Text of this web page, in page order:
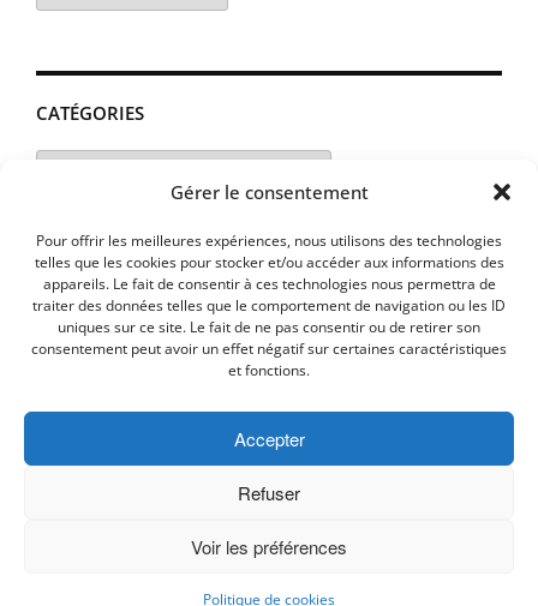
Gérer le consentement
Pour offrir les meilleures expériences, nous utilisons des technologies
telles que les cookies pour stocker et/ou accéder aux informations des
appareils. Le fait de consentir à ces technologies nous permettra de
traiter des données telles que le comportement de navigation ou les ID
uniques sur ce site. Le fait de ne pas consentir ou de retirer son
consentement peut avoir un effet négatif sur certaines caractéristiques
et fonctions.
Accepter
Refuser
Voir les préférences
Politique de cookies
CATÉGORIES
Catégories
PLAN D’ACCES
Copyright © 2026 Commune de Lavalette - Aude.